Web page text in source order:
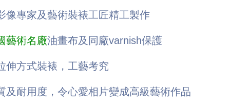
像專家及藝術裝裱工匠精工製作
藝術名廠油畫布及同廠varnish保護
伸方式裝裱，工藝考究
及耐用度，令心愛相片變成高級藝術作品